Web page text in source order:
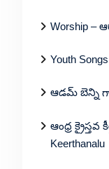
Worship
Youth
ఆడమ్ బెన్ని
ఆంధ్ర క్రైస్తవ
Keerthanalu